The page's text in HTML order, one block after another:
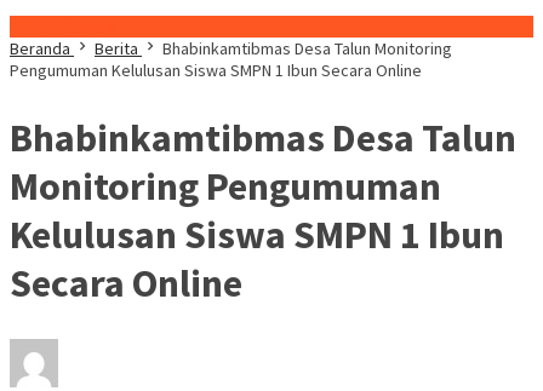
Beranda
Berita
Bhabinkamtibmas Desa Talun Monitoring
Pengumuman Kelulusan Siswa SMPN 1 Ibun Secara Online
Bhabinkamtibmas Desa Talun
Monitoring Pengumuman
Kelulusan Siswa SMPN 1 Ibun
Secara Online